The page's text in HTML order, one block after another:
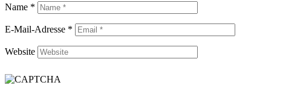
Name *
E-Mail-Adresse *
Website